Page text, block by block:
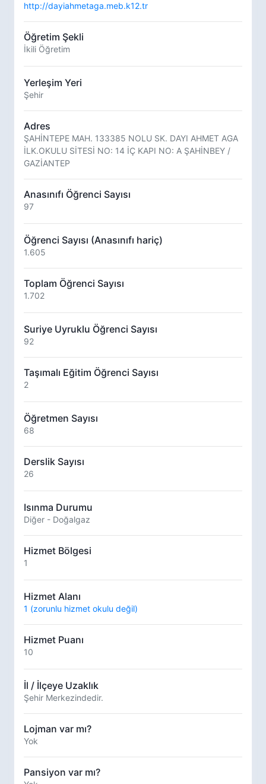
http://dayiahmetaga.meb.k12.tr
Öğretim Şekli
İkili Öğretim
Yerleşim Yeri
Şehir
Adres
ŞAHİNTEPE MAH. 133385 NOLU SK. DAYI AHMET AGA
İLK.OKULU SİTESİ NO: 14 İÇ KAPI NO: A ŞAHİNBEY /
GAZİANTEP
Anasınıfı Öğrenci Sayısı
97
Öğrenci Sayısı (Anasınıfı hariç)
1.605
Toplam Öğrenci Sayısı
1.702
Suriye Uyruklu Öğrenci Sayısı
92
Taşımalı Eğitim Öğrenci Sayısı
2
Öğretmen Sayısı
68
Derslik Sayısı
26
Isınma Durumu
Diğer - Doğalgaz
Hizmet Bölgesi
1
Hizmet Alanı
1 (zorunlu hizmet okulu değil)
Hizmet Puanı
10
İl / İlçeye Uzaklık
Şehir Merkezindedir.
Lojman var mı?
Yok
Pansiyon var mı?